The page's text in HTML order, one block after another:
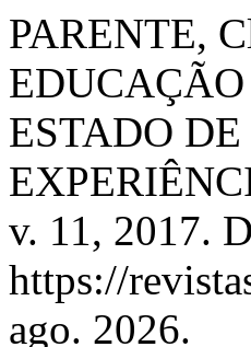
PARENTE,
ESTADO
v. 11, 2017.
https://
ago. 2026.